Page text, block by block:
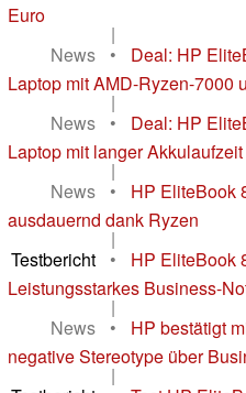
Euro
|
News
•
Deal: HP
Laptop mit AMD-Ryzen-7000
|
News
•
Deal: HP
Laptop mit langer
|
News
•
HP EliteBook
ausdauernd dank Ryzen
|
Testbericht
•
HP EliteBook
Leistungsstarkes Business-
|
News
•
HP bestätigt
negative Stereotype über
|